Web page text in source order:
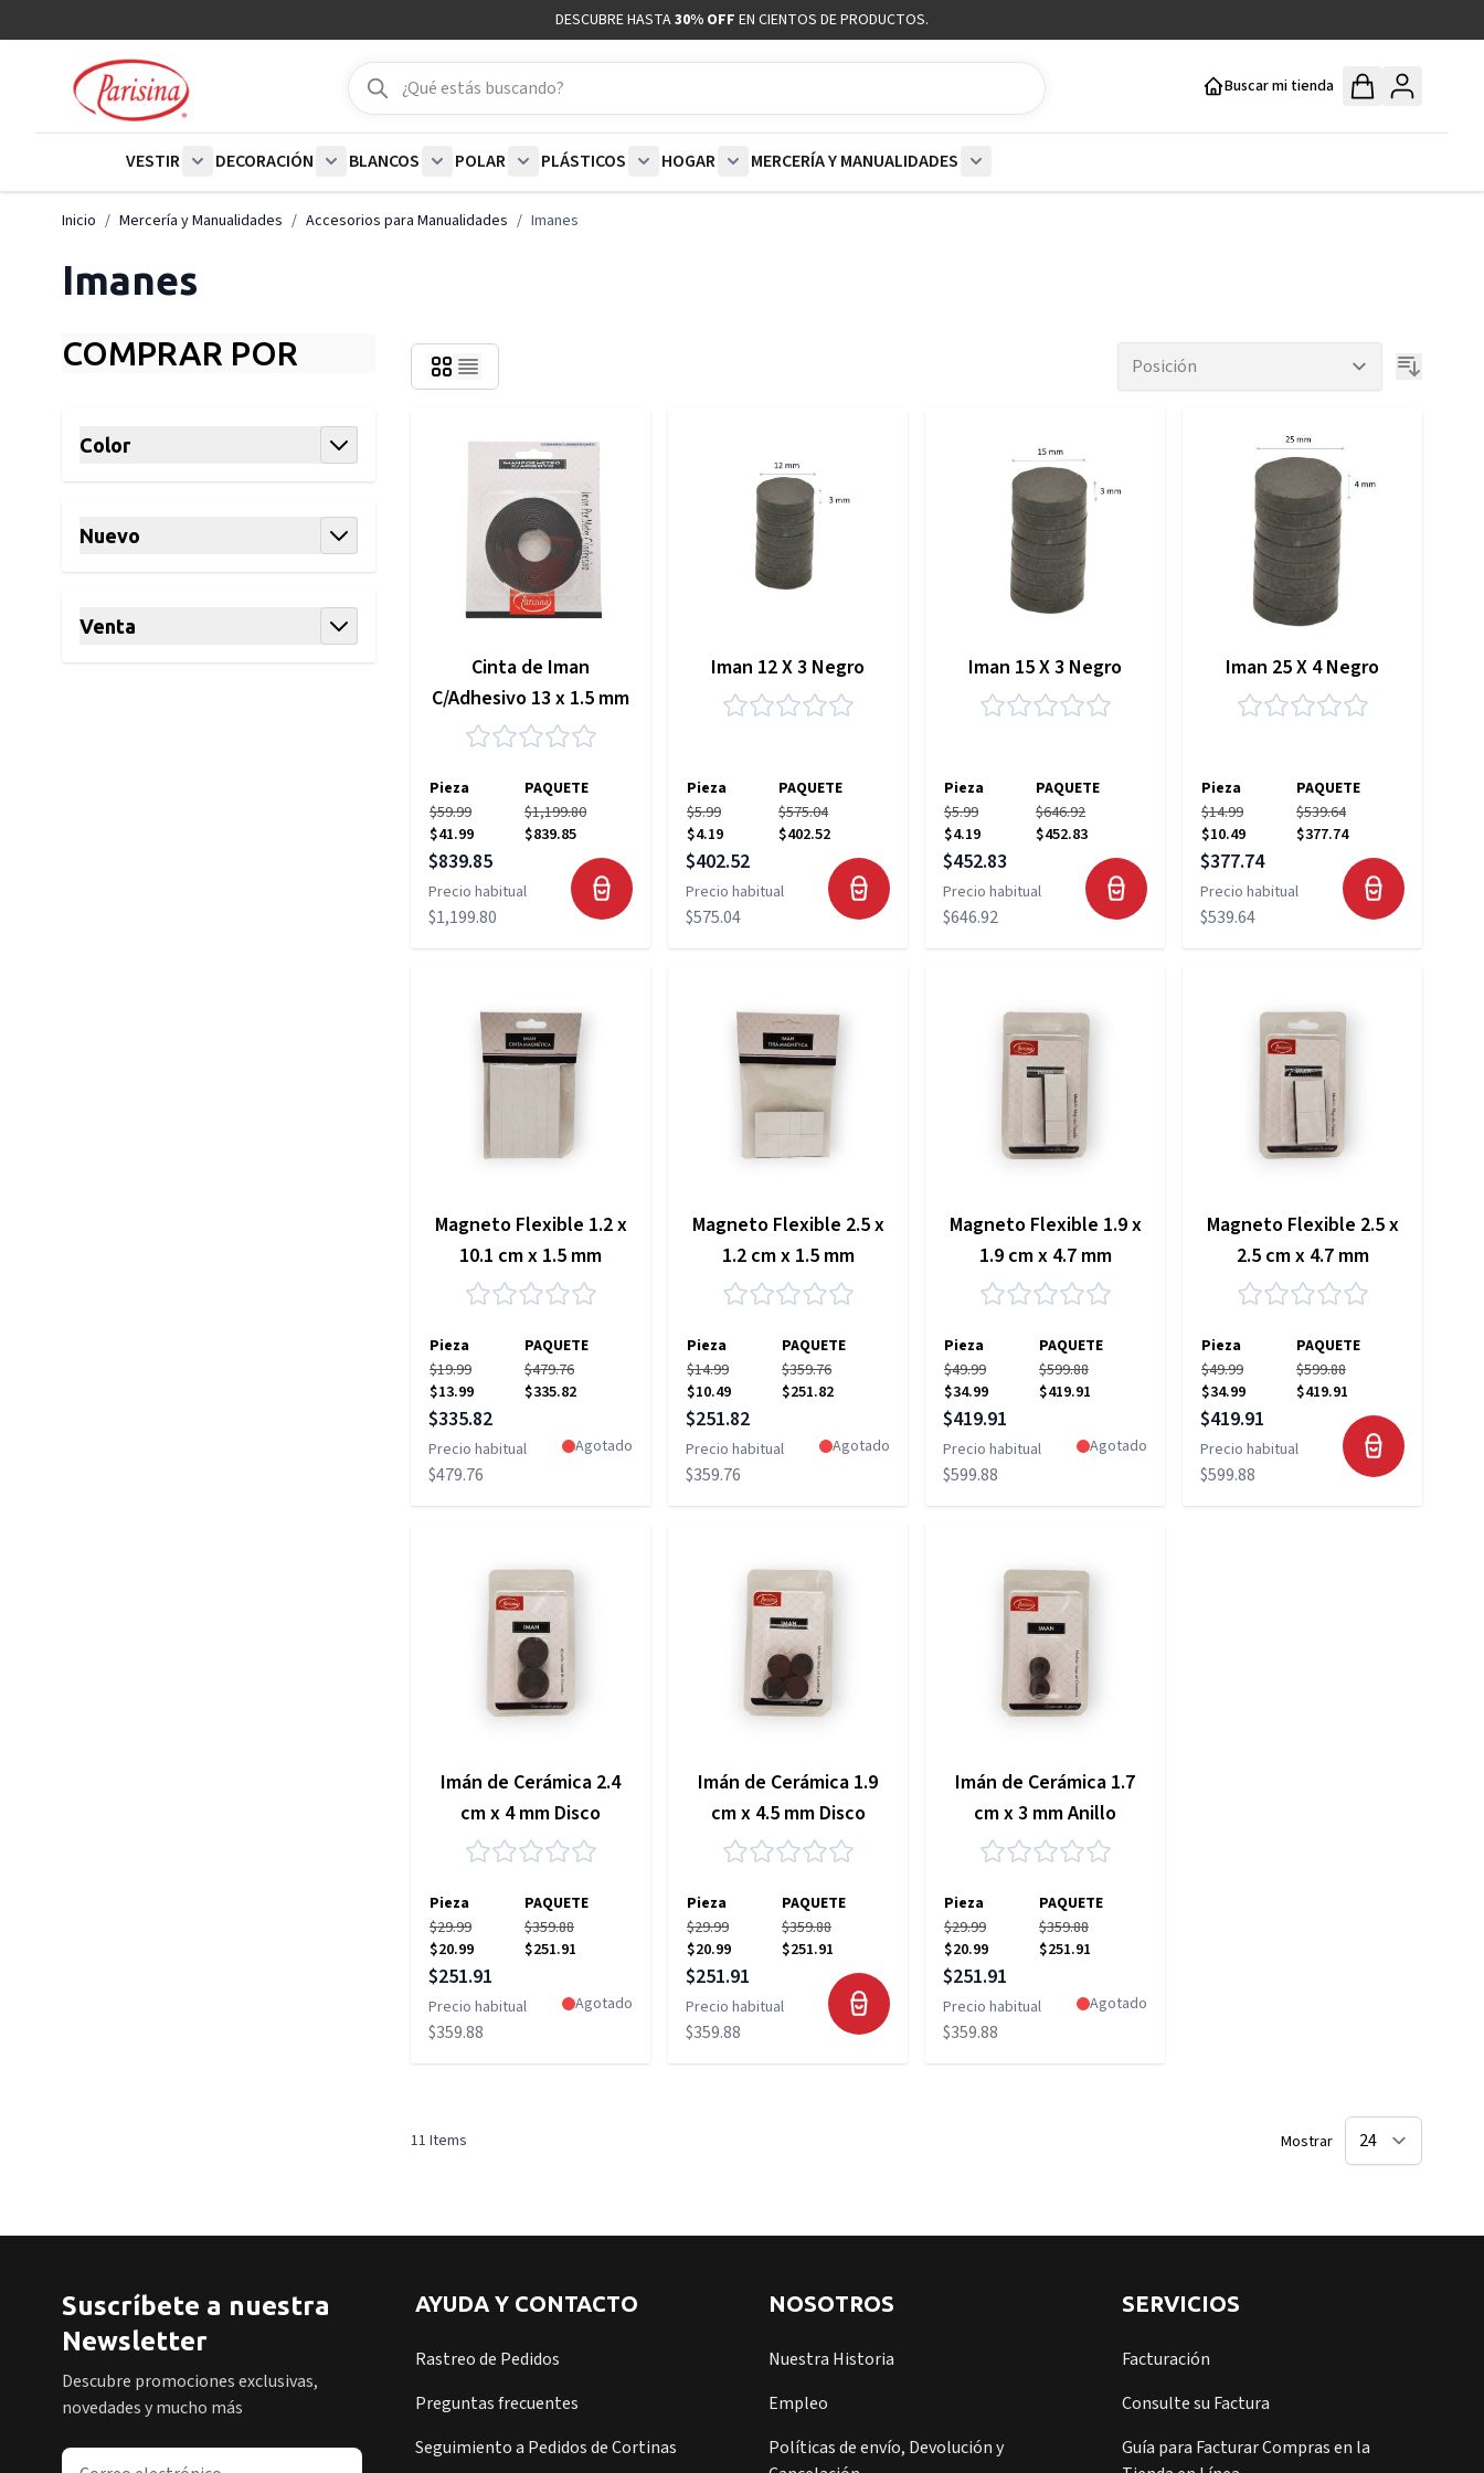
DESCUBRE HASTA30% OFF EN CIENTOS DE PRODUCTOS.
Buscar
Buscar
Buscar mi tienda
VESTIR
DECORACIÓN
BLANCOS
POLAR
PLÁSTICOS
HOGAR
MERCERÍA Y MANUALIDADES
Inicio / Mercería y Manualidades / Accesorios para Manualidades / Imanes
Imanes
COMPRAR POR
Color
Nuevo
Venta
Cinta de Iman
C/Adhesivo 13 x 1.5 mm
Pieza
PAQUETE
$59.99
$41.99
$1,199.80
$839.85
Precio especial
$839.85
Precio habitual
$1,199.80
Iman 12 X 3 Negro
Pieza
PAQUETE
$5.99
$4.19
$575.04
$402.52
Precio especial
$402.52
Precio habitual
$575.04
Iman 15 X 3 Negro
Pieza
PAQUETE
$5.99
$4.19
$646.92
$452.83
Precio especial
$452.83
Precio habitual
$646.92
Iman 25 X 4 Negro
Pieza
PAQUETE
$14.99
$10.49
$539.64
$377.74
Precio especial
$377.74
Precio habitual
$539.64
Magneto Flexible 1.2 x
10.1 cm x 1.5 mm
Pieza
PAQUETE
$19.99
$13.99
$479.76
$335.82
Precio especial
$335.82
Precio habitual
$479.76
Agotado
Magneto Flexible 2.5 x
1.2 cm x 1.5 mm
Pieza
PAQUETE
$14.99
$10.49
$359.76
$251.82
Precio especial
$251.82
Precio habitual
$359.76
Agotado
Magneto Flexible 1.9 x
1.9 cm x 4.7 mm
Pieza
PAQUETE
$49.99
$34.99
$599.88
$419.91
Precio especial
$419.91
Precio habitual
$599.88
Agotado
Magneto Flexible 2.5 x
2.5 cm x 4.7 mm
Pieza
PAQUETE
$49.99
$34.99
$599.88
$419.91
Precio especial
$419.91
Precio habitual
$599.88
Imán de Cerámica 2.4
cm x 4 mm Disco
Pieza
PAQUETE
$29.99
$20.99
$359.88
$251.91
Precio especial
$251.91
Precio habitual
$359.88
Agotado
Imán de Cerámica 1.9
cm x 4.5 mm Disco
Pieza
PAQUETE
$29.99
$20.99
$359.88
$251.91
Precio especial
$251.91
Precio habitual
$359.88
Imán de Cerámica 1.7
cm x 3 mm Anillo
Pieza
PAQUETE
$29.99
$20.99
$359.88
$251.91
Precio especial
$251.91
Precio habitual
$359.88
Agotado
11 Items Mostrar
Suscríbete a nuestra
Newsletter
Descubre promociones exclusivas,
novedades y mucho más
Dirección de correo electrónico
AYUDA Y CONTACTO
Rastreo de Pedidos
Preguntas frecuentes
Seguimiento a Pedidos de Cortinas
NOSOTROS
Nuestra Historia
Empleo
Políticas de envío, Devolución y
SERVICIOS
Facturación
Consulte su Factura
Guía para Facturar Compras en la